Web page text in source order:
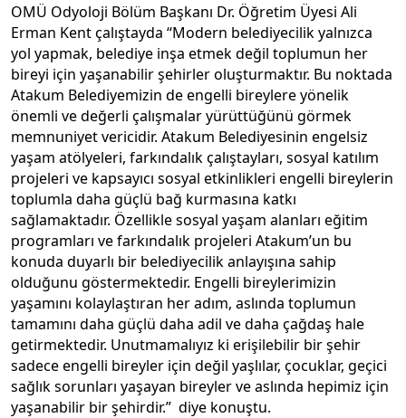
OMÜ Odyoloji Bölüm Başkanı Dr. Öğretim Üyesi Ali
Erman Kent çalıştayda “Modern belediyecilik yalnızca
yol yapmak, belediye inşa etmek değil toplumun her
bireyi için yaşanabilir şehirler oluşturmaktır. Bu noktada
Atakum Belediyemizin de engelli bireylere yönelik
önemli ve değerli çalışmalar yürüttüğünü görmek
memnuniyet vericidir. Atakum Belediyesinin engelsiz
yaşam atölyeleri, farkındalık çalıştayları, sosyal katılım
projeleri ve kapsayıcı sosyal etkinlikleri engelli bireylerin
toplumla daha güçlü bağ kurmasına katkı
sağlamaktadır. Özellikle sosyal yaşam alanları eğitim
programları ve farkındalık projeleri Atakum’un bu
konuda duyarlı bir belediyecilik anlayışına sahip
olduğunu göstermektedir. Engelli bireylerimizin
yaşamını kolaylaştıran her adım, aslında toplumun
tamamını daha güçlü daha adil ve daha çağdaş hale
getirmektedir. Unutmamalıyız ki erişilebilir bir şehir
sadece engelli bireyler için değil yaşlılar, çocuklar, geçici
sağlık sorunları yaşayan bireyler ve aslında hepimiz için
yaşanabilir bir şehirdir.” diye konuştu.